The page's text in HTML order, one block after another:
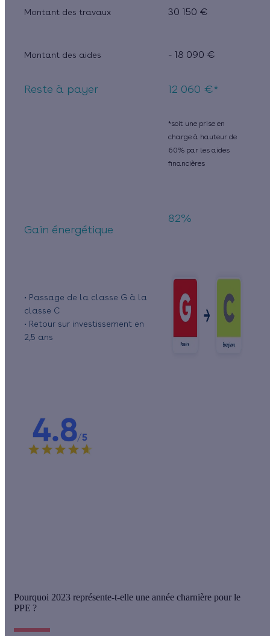
Montant des travaux 30 150 €
Montant des aides - 18 090 €
Reste à payer 12 060 €*
*soit une prise en
charge à hauteur de
60% par les aides
financières
Gain énergétique
82%
• Passage de la classe G à la
classe C
• Retour sur investissement en
2,5 ans
Pourquoi 2023 représente-t-elle une année charnière pour le
PPE ?